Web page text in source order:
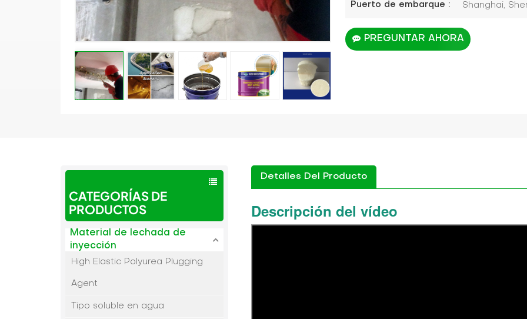
Puerto de embarque : Shanghai,
PREGUNTAR AHORA
CATEGORÍAS DE
PRODUCTOS
Material de lechada de
inyección
High Elastic Polyurea Plugging
Agent
Tipo soluble en agua
Detalles Del Producto
Descripción del vídeo